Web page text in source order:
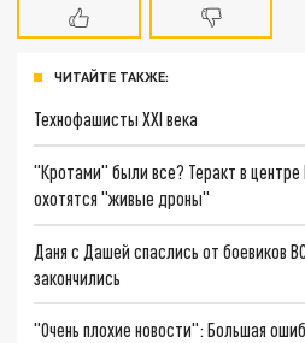
ЧИТАЙТЕ ТАКЖЕ:
Технофашисты XXI века
"Кротами" были все? Теракт в
охотятся "живые дроны"
Даня с Дашей спаслись от боевиков
закончились
"Очень плохие новости": Большая